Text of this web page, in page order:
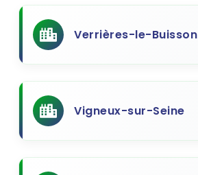
Verrières-le-Buisson
Vigneux-sur-Seine